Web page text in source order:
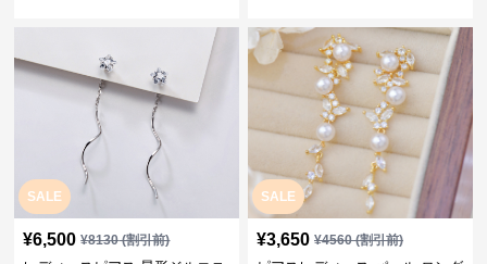
SALE
¥6,500 ¥8130(割引前)
SALE
¥3,650 ¥4560(割引前)